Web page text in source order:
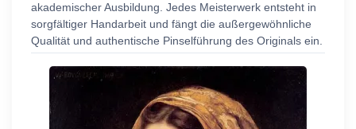
akademischer Ausbildung. Jedes Meisterwerk entsteht in
sorgfältiger Handarbeit und fängt die außergewöhnliche
Qualität und authentische Pinselführung des Originals ein.